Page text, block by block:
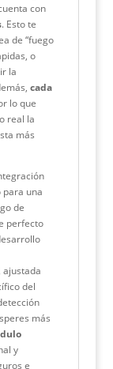
con
. Esto te
de “fuego
o
la
cada
lo que
real la
más
una
de
perfecto
ajustada
del
más
y
e